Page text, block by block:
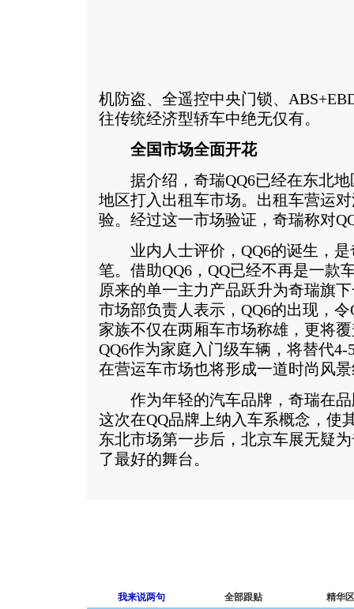
机防盗、全遥控中央门锁、
往传统经济型轿车中绝无仅有。
全国市场全面开花
据介绍，奇瑞QQ6已经在东北地
地区打入出租车市场。出租车营运
验。经过这一市场验证，奇瑞称对
业内人士评价，QQ6的诞生，是
笔。借助QQ6，QQ已经不再是一款
原来的单一主力产品跃升为奇瑞旗
市场部负责人表示，QQ6的出现，
家族不仅在两厢车市场称雄，更将
QQ6作为家庭入门级车辆，将替代
在营运车市场也将形成一道时尚风
作为年轻的汽车品牌，奇瑞在品
这次在QQ品牌上纳入车系概念，使
东北市场第一步后，北京车展无疑
了最好的舞台。
我来说两句 全部跟贴 精华区